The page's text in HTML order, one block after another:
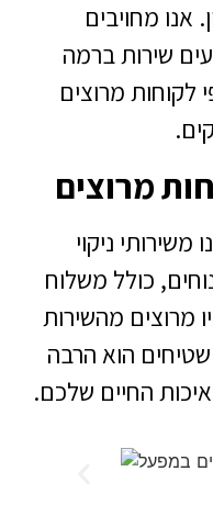
אנו מחויבים
שירות ברמה
לקוחות מרוצים
מרוצים
משירותי ניקוי
כולל משלוח
מרוצים מהשירות
שטיחים הוא הרבה
החיים שלכם.